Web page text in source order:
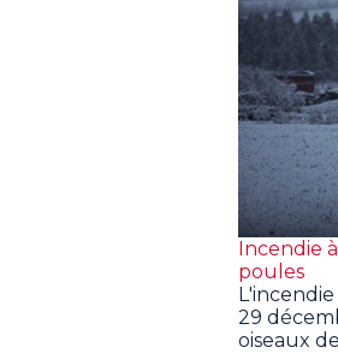
Incendie
poules
29
oiseaux